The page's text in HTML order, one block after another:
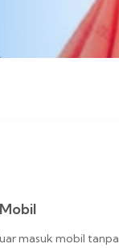
masuk mobil tanpa